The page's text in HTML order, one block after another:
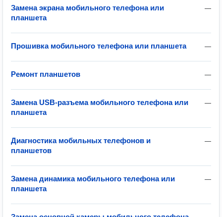
—
Замена экрана мобильного телефона или
планшета
—
Прошивка мобильного телефона или планшета
—
Ремонт планшетов
—
Замена USB-разъема мобильного телефона или
планшета
—
Диагностика мобильных телефонов и
планшетов
—
Замена динамика мобильного телефона или
планшета